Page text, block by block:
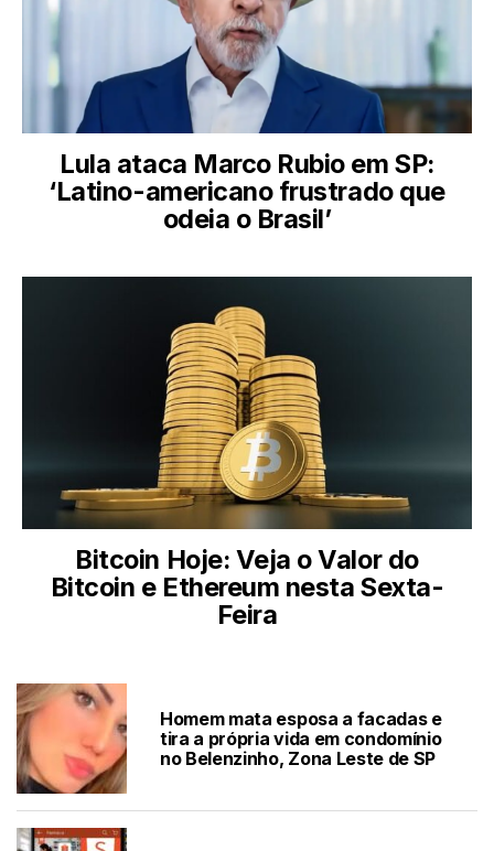
Lula ataca Marco Rubio em SP:
‘Latino-americano frustrado que
odeia o Brasil’
Bitcoin Hoje: Veja o Valor do
Bitcoin e Ethereum nesta Sexta-
Feira
Homem mata esposa a facadas e
tira a própria vida em condomínio
no Belenzinho, Zona Leste de SP